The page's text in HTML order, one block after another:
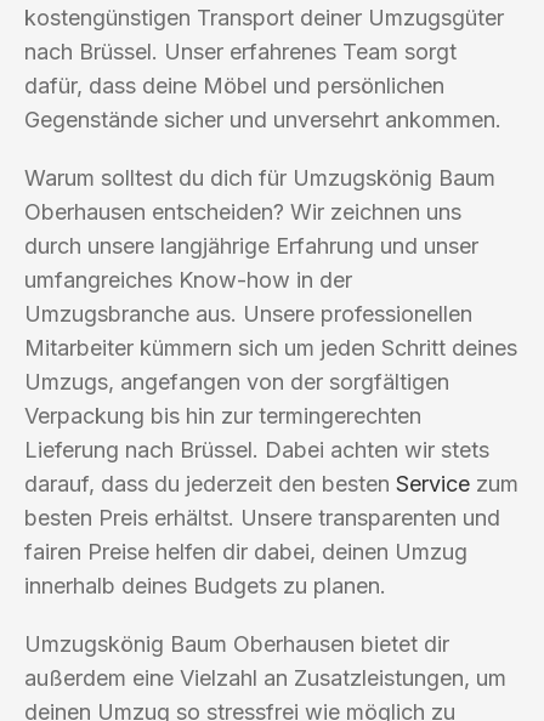
kostengünstigen Transport deiner Umzugsgüter
nach Brüssel. Unser erfahrenes Team sorgt
dafür, dass deine Möbel und persönlichen
Gegenstände sicher und unversehrt ankommen.
Warum solltest du dich für Umzugskönig Baum
Oberhausen entscheiden? Wir zeichnen uns
durch unsere langjährige Erfahrung und unser
umfangreiches Know-how in der
Umzugsbranche aus. Unsere professionellen
Mitarbeiter kümmern sich um jeden Schritt deines
Umzugs, angefangen von der sorgfältigen
Verpackung bis hin zur termingerechten
Lieferung nach Brüssel. Dabei achten wir stets
darauf, dass du jederzeit den besten Service zum
besten Preis erhältst. Unsere transparenten und
fairen Preise helfen dir dabei, deinen Umzug
innerhalb deines Budgets zu planen.
Umzugskönig Baum Oberhausen bietet dir
außerdem eine Vielzahl an Zusatzleistungen, um
deinen Umzug so stressfrei wie möglich zu